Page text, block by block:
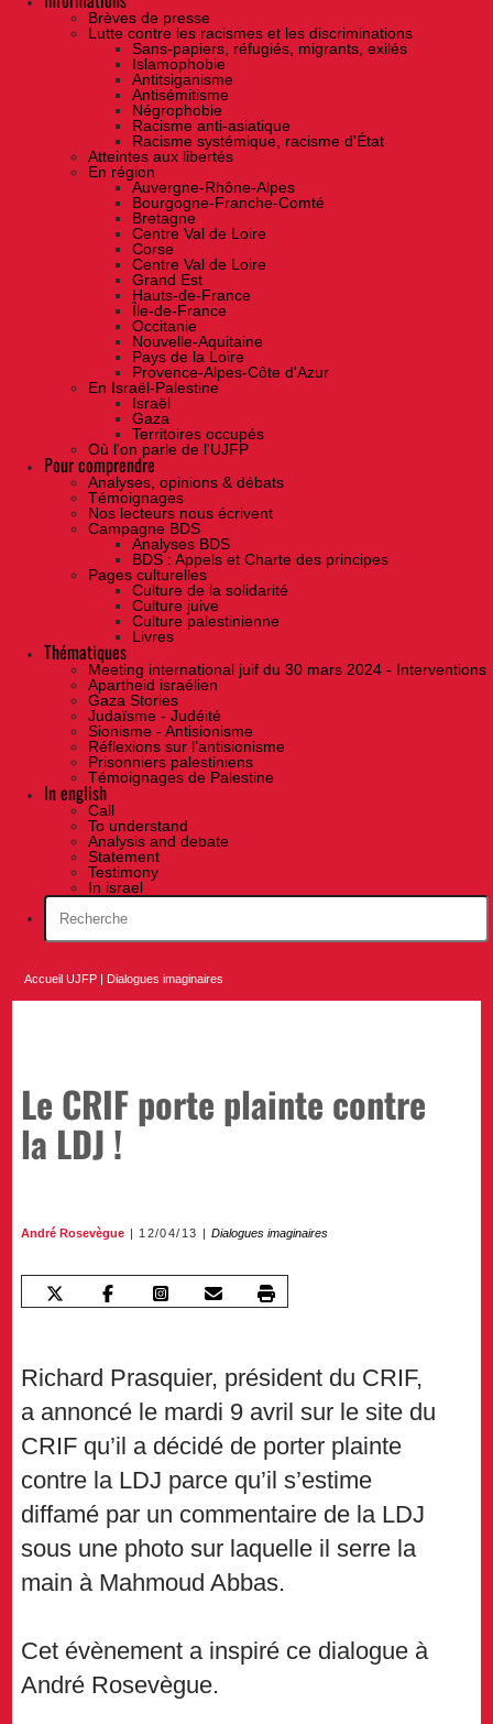
Brèves de presse
Lutte contre les racismes et les discriminations
Sans-papiers, réfugiés, migrants, exilés
Islamophobie
Antitsiganisme
Antisémitisme
Négrophobie
Racisme anti-asiatique
Racisme systémique, racisme d'État
Atteintes aux libertés
En région
Auvergne-Rhône-Alpes
Bourgogne-Franche-Comté
Bretagne
Centre Val de Loire
Corse
Centre Val de Loire
Grand Est
Hauts-de-France
Île-de-France
Occitanie
Nouvelle-Aquitaine
Pays de la Loire
Provence-Alpes-Côte d'Azur
En Israël-Palestine
Israël
Gaza
Territoires occupés
Où l'on parle de l'UJFP
Pour comprendre
Analyses, opinions & débats
Témoignages
Nos lecteurs nous écrivent
Campagne BDS
Analyses BDS
BDS : Appels et Charte des principes
Pages culturelles
Culture de la solidarité
Culture juive
Culture palestinienne
Livres
Thématiques
Meeting international juif du 30 mars 2024 - Interventions
Apartheid israélien
Gaza Stories
Judaïsme - Judéité
Sionisme - Antisionisme
Réflexions sur l’antisionisme
Prisonniers palestiniens
Témoignages de Palestine
In english
Call
To understand
Analysis and debate
Statement
Testimony
In israel
Accueil UJFP Dialogues imaginaires
Le CRIF porte plainte contre
la LDJ !
André Rosevègue 12/04/13 Dialogues imaginaires
Richard Prasquier, président du CRIF,
a annoncé le mardi 9 avril sur le site du
CRIF qu’il a décidé de porter plainte
contre la LDJ parce qu’il s’estime
diffamé par un commentaire de la LDJ
sous une photo sur laquelle il serre la
main à Mahmoud Abbas.
Cet évènement a inspiré ce dialogue à
André Rosevègue.